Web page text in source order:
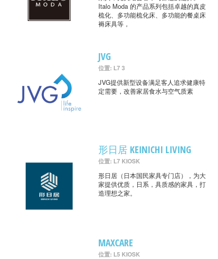
Italo Moda 的产品系列包括卓越的真皮
梳化、多功能梳化床、多功能的餐桌床
褥床具等，
JVG
位置: L7 3
JVG提供新型设备满足客人追求健康特
定需要，改善家居食水与空气质素
形日居 KEINICHI LIVING
位置: L7 KIOSK
形日居（日本国民家具专门店），为大
家提供优质，日系，具质感的家具，打
造理想之家。
MAXCARE
位置: L5 KIOSK